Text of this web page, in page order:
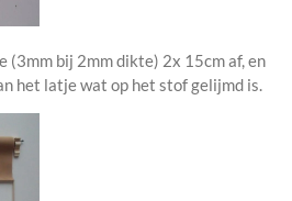
(3mm bij 2mm dikte) 2x 15cm af, en
het latje wat op het stof gelijmd is.